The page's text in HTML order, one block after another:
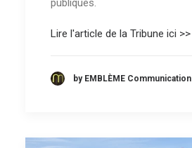
publiques.
Lire l'article de la Tribune ici >>
by EMBLÈME Communication